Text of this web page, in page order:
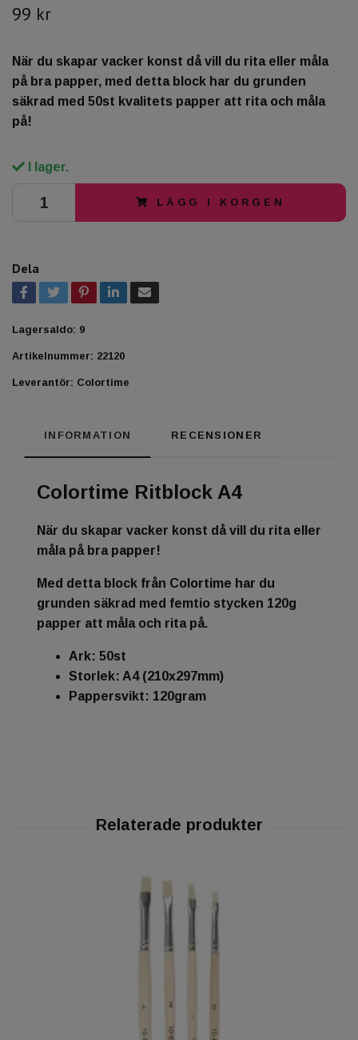
99 kr
När du skapar vacker konst då vill du rita eller måla
på bra papper, med detta block har du grunden
säkrad med 50st kvalitets papper att rita och måla
på!
I lager.
LÄGG I KORGEN
Dela
Lagersaldo: 9
Artikelnummer: 22120
Leverantör: Colortime
INFORMATION RECENSIONER
Colortime Ritblock A4
När du skapar vacker konst då vill du rita eller
måla på bra papper!
Med detta block från Colortime har du
grunden säkrad med femtio stycken 120g
papper att måla och rita på.
Ark: 50st
Storlek: A4 (210x297mm)
Pappersvikt: 120gram